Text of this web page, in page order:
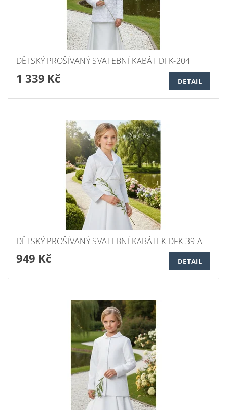
DĚTSKÝ PROŠÍVANÝ SVATEBNÍ KABÁT DFK-204
1 339 Kč DETAIL
DĚTSKÝ PROŠÍVANÝ SVATEBNÍ KABÁTEK DFK-39 A
949 Kč DETAIL